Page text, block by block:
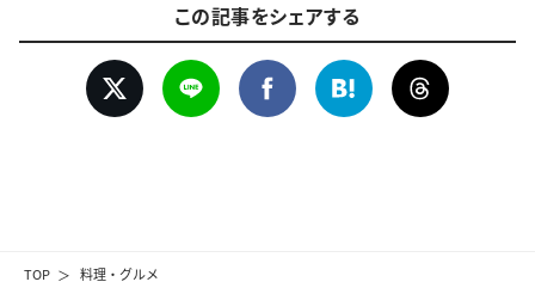
TOP 料理・グルメ
この記事をシェアする